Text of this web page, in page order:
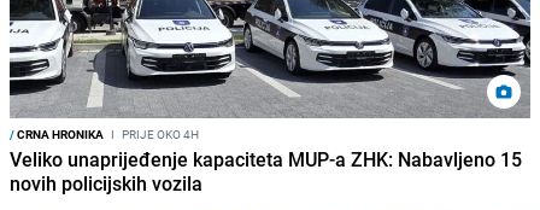
/CRNA HRONIKA I PRIJE OKO 4H
Veliko unaprijeđenje kapaciteta MUP-a ZHK: Nabavljeno 15
novih policijskih vozila